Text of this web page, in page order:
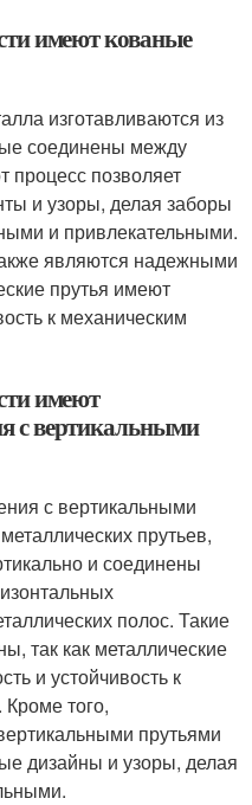
имеют кованые
изготавливаются из
соединены между
процесс позволяет
и узоры, делая заборы
и привлекательными.
являются надежными
прутья имеют
к механическим
имеют
с вертикальными
с вертикальными
прутьев,
и соединены
полос. Такие
так как металлические
и устойчивость к
того,
прутьями
дизайны и узоры, делая